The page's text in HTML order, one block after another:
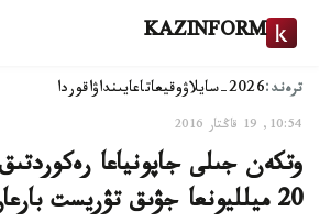
KAZINFORM
ترەند:2026-سايلاۋ وقيعاتاعايىنداۋاقوردا
10:54, 19 قاڭتار 2016
وتكەن جىلى جاپونياعا
20 ميلليونعا جۋىق تۋريست بارعان